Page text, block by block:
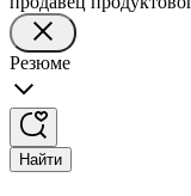
Резюме
Найти